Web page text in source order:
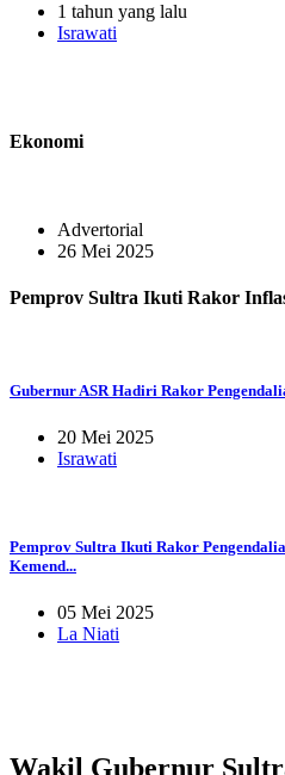
1 tahun yang lalu
Israwati
Ekonomi
Advertorial
26 Mei 2025
Pemprov Sultra Ikuti Rakor
Gubernur ASR Hadiri Rakor
20 Mei 2025
Israwati
Pemprov Sultra Ikuti Rakor
Kemend...
05 Mei 2025
La Niati
Wakil Gubernur